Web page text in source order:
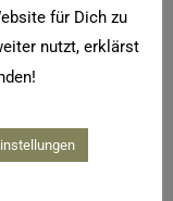
für Dich zu
nutzt, erklärst